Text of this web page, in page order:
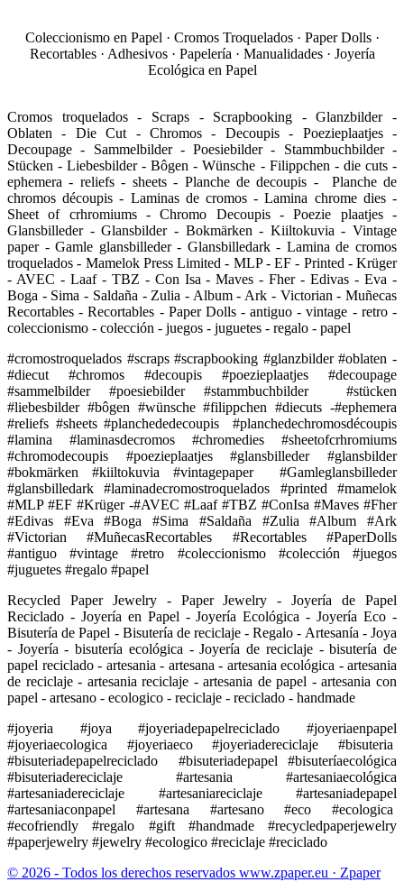
Coleccionismo en Papel · Cromos Troquelados · Paper Dolls ·
Recortables · Adhesivos · Papelería · Manualidades · Joyería
Ecológica en Papel
Cromos troquelados - Scraps - Scrapbooking - Glanzbilder -
Oblaten - Die Cut - Chromos - Decoupis - Poezieplaatjes -
Decoupage - Sammelbilder - Poesiebilder - Stammbuchbilder -
Stücken - Liebesbilder - Bôgen - Wünsche - Filippchen - die cuts -
ephemera - reliefs - sheets - Planche de decoupis - Planche de
chromos découpis - Laminas de cromos - Lamina chrome dies -
Sheet of crhromiums - Chromo Decoupis - Poezie plaatjes -
Glansbilleder - Glansbilder - Bokmärken - Kiiltokuvia - Vintage
paper - Gamle glansbilleder - Glansbilledark - Lamina de cromos
troquelados - Mamelok Press Limited - MLP - EF - Printed - Krüger
- AVEC - Laaf - TBZ - Con Isa - Maves - Fher - Edivas - Eva -
Boga - Sima - Saldaña - Zulia - Album - Ark - Victorian - Muñecas
Recortables - Recortables - Paper Dolls - antiguo - vintage - retro -
coleccionismo - colección - juegos - juguetes - regalo - papel
#cromostroquelados #scraps #scrapbooking #glanzbilder #oblaten -
#diecut #chromos #decoupis #poezieplaatjes #decoupage
#sammelbilder #poesiebilder #stammbuchbilder #stücken
#liebesbilder #bôgen #wünsche #filippchen #diecuts -#ephemera
#reliefs #sheets #planchededecoupis #planchedechromosdécoupis
#lamina #laminasdecromos #chromedies #sheetofcrhromiums
#chromodecoupis #poezieplaatjes #glansbilleder #glansbilder
#bokmärken #kiiltokuvia #vintagepaper #Gamleglansbilleder
#glansbilledark #laminadecromostroquelados #printed #mamelok
#MLP #EF #Krüger -#AVEC #Laaf #TBZ #ConIsa #Maves #Fher
#Edivas #Eva #Boga #Sima #Saldaña #Zulia #Album #Ark
#Victorian #MuñecasRecortables #Recortables #PaperDolls
#antiguo #vintage #retro #coleccionismo #colección #juegos
#juguetes #regalo #papel
Recycled Paper Jewelry - Paper Jewelry - Joyería de Papel
Reciclado - Joyería en Papel - Joyería Ecológica - Joyería Eco -
Bisutería de Papel - Bisutería de reciclaje - Regalo - Artesanía - Joya
- Joyería - bisutería ecológica - Joyería de reciclaje - bisutería de
papel reciclado - artesania - artesana - artesania ecológica - artesania
de reciclaje - artesania reciclaje - artesania de papel - artesania con
papel - artesano - ecologico - reciclaje - reciclado - handmade
#joyeria #joya #joyeriadepapelreciclado #joyeriaenpapel
#joyeriaecologica #joyeriaeco #joyeriadereciclaje #bisuteria
#bisuteriadepapelreciclado #bisuteriadepapel #bisuteríaecológica
#bisuteriadereciclaje #artesania #artesaniaecológica
#artesaniadereciclaje #artesaniareciclaje #artesaniadepapel
#artesaniaconpapel #artesana #artesano #eco #ecologica
#ecofriendly #regalo #gift #handmade #recycledpaperjewelry
#paperjewelry #jewelry #ecologico #reciclaje #reciclado
© 2026 - Todos los derechos reservados www.zpaper.eu · Zpaper